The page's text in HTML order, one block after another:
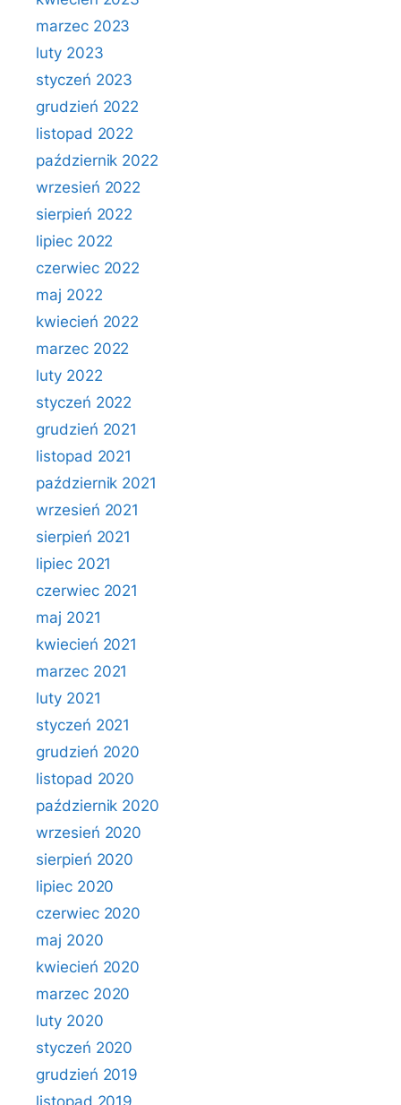
marzec 2023
luty 2023
styczeń 2023
grudzień 2022
listopad 2022
październik 2022
wrzesień 2022
sierpień 2022
lipiec 2022
czerwiec 2022
maj 2022
kwiecień 2022
marzec 2022
luty 2022
styczeń 2022
grudzień 2021
listopad 2021
październik 2021
wrzesień 2021
sierpień 2021
lipiec 2021
czerwiec 2021
maj 2021
kwiecień 2021
marzec 2021
luty 2021
styczeń 2021
grudzień 2020
listopad 2020
październik 2020
wrzesień 2020
sierpień 2020
lipiec 2020
czerwiec 2020
maj 2020
kwiecień 2020
marzec 2020
luty 2020
styczeń 2020
grudzień 2019
listopad 2019